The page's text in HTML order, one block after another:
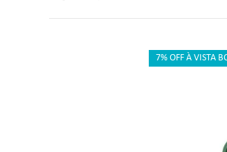
7% OFF À VISTA